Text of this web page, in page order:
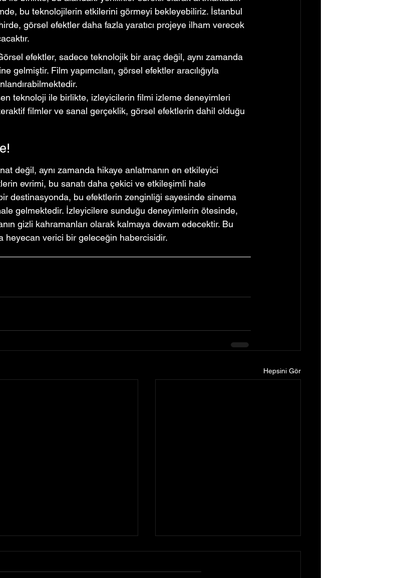
bu teknolojilerin etkilerini görmeyi bekleyebiliriz. İstanbul
görsel efektler daha fazla yaratıcı projeye ilham verecek
efektler, sadece teknolojik bir araç değil, aynı zamanda
gelmiştir. Film yapımcıları, görsel efektler aracılığıyla
teknoloji ile birlikte, izleyicilerin filmi izleme deneyimleri
filmler ve sanal gerçeklik, görsel efektlerin dahil olduğu
değil, aynı zamanda hikaye anlatmanın en etkileyici
evrimi, bu sanatı daha çekici ve etkileşimli hale
destinasyonda, bu efektlerin zenginliği sayesinde sinema
gelmektedir. İzleyicilere sunduğu deneyimlerin ötesinde,
gizli kahramanları olarak kalmaya devam edecektir. Bu
heyecan verici bir geleceğin habercisidir.
Hepsini Gör